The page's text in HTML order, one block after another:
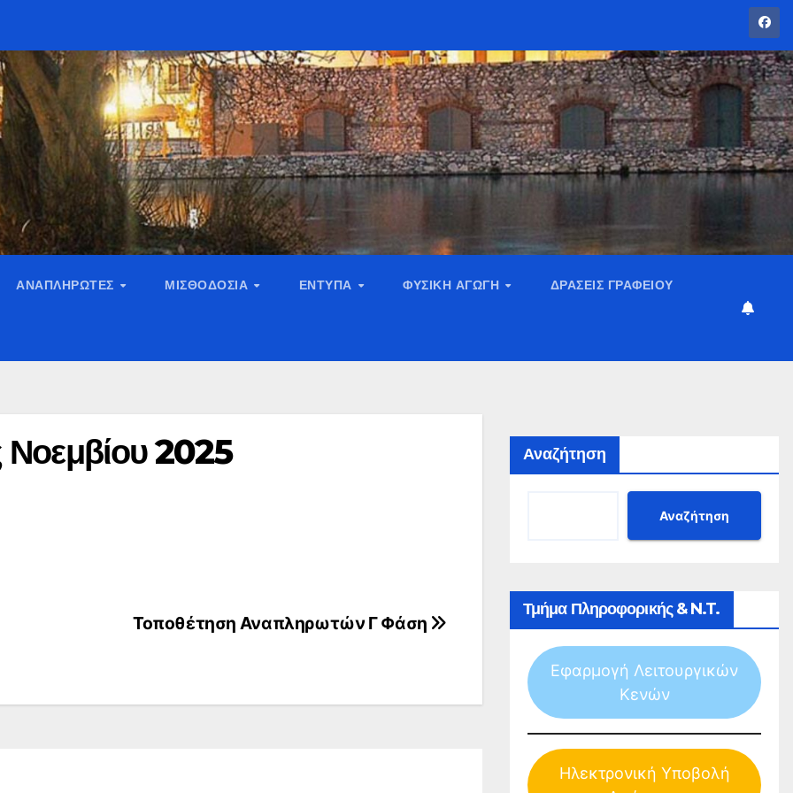
ΑΝΑΠΛΗΡΩΤΈΣ ΜΙΣΘΟΔΟΣΊΑ ΈΝΤΥΠΑ ΦΥΣΙΚΉ ΑΓΩΓΉ ΔΡΆΣΕΙΣ ΓΡΑΦΕΊΟΥ
Νοεμβίου 2025
Τοποθέτηση Αναπληρωτών Γ Φάση
Αναζήτηση
Αναζήτηση
Τμήμα Πληροφορικής & N.T.
Εφαρμογή Λειτουργικών
Κενών
Ηλεκτρονική Υποβολή